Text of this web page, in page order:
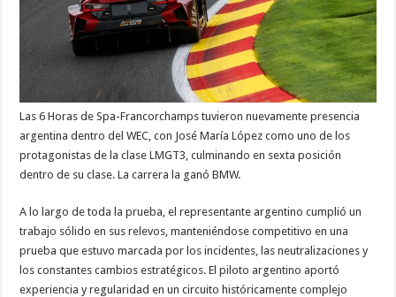
Las 6 Horas deSpa-Francorchamps tuvieron nuevamente presencia
argentina dentro del WEC, con José María López como uno de los
protagonistas de la clase LMGT3, culminando en sexta posición
dentro de su clase. La carrera la ganó BMW.
A lo largo de toda la prueba, el representante argentino cumplió un
trabajo sólido en sus relevos, manteniéndose competitivo en una
prueba que estuvo marcada por los incidentes, las neutralizaciones y
los constantes cambios estratégicos. El piloto argentino aportó
experiencia y regularidad en un circuito históricamente complejo